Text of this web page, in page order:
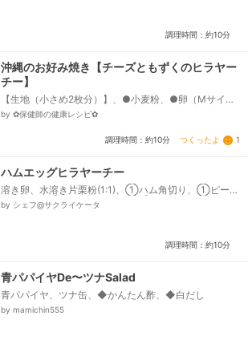
調理時間：約10分
沖縄のお好み焼き【チーズともずくのヒラヤー
チー】
【生地（小さめ2枚分）】、●小麦粉、●卵（Mサイ
ズ）、●水、●かつお節（個包装タイプ）、【具材】、
チーズ、ポン酢、ごま油（炒め用）...
by ✿保健師の健康レシピ✿
調理時間：約10分 つくったよ 1
ハムエッグヒラヤーチー
溶き卵、水溶き片栗粉(1:1)、①ハム角切り、①ピーマ
ン角切り、②ケチャップだれ、②中濃ソース、粉チー
by シェフ@サクライケータ
調理時間：約10分
青パパイヤDe〜ツナSalad
青パパイヤ、ツナ缶、◆かんたん酢、◆白だし
by mamichin555